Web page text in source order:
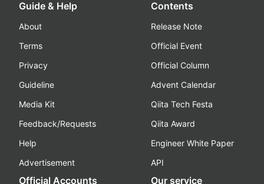
Guide & Help
About
Terms
Privacy
Guideline
Media Kit
Feedback/Requests
Help
Advertisement
Contents
Release Note
Official Event
Official Column
Advent Calendar
Qiita Tech Festa
Qiita Award
Engineer White Paper
API
Official Accounts Our service